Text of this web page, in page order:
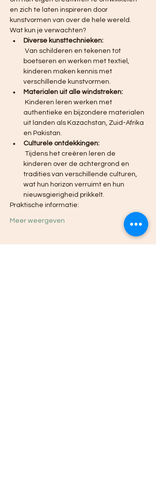
en zich te laten inspireren door
kunstvormen van over de hele wereld.
Wat kun je verwachten?
Diverse kunsttechnieken:
boetseren en werken met textiel,
kinderen maken kennis met
verschillende kunstvormen.
Materialen uit alle windstreken:
authentieke en bijzondere materialen
uit landen als Kazachstan, Zuid-Afrika
en Pakistan.
Culturele ontdekkingen:
kinderen over de achtergrond en
tradities van verschillende culturen,
wat hun horizon verruimt en hun
nieuwsgierigheid prikkelt.
Praktische informatie:
Meer weergeven